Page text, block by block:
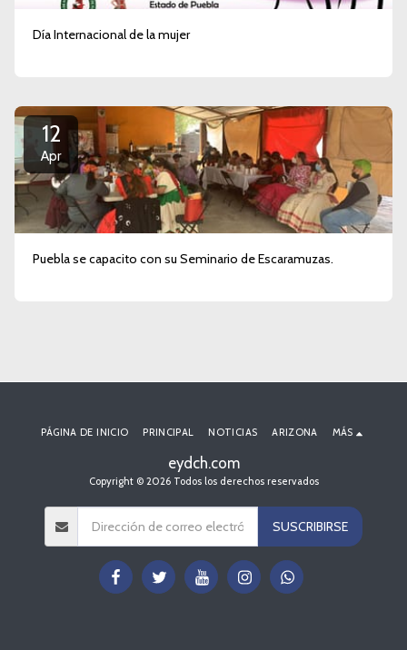
Día Internacional de la mujer
12
Apr
Puebla se capacito con su Seminario de Escaramuzas.
eydch.com
Copyright © 2026 Todos los derechos reservados
PÁGINA DE INICIO PRINCIPAL NOTICIAS ARIZONA MÁS
SUSCRIBIRSE